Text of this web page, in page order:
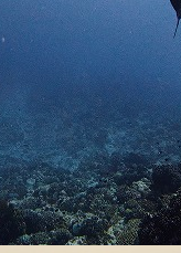
ショップについて